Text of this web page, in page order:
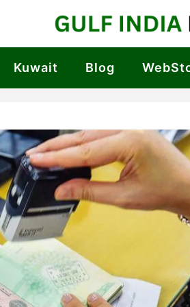
Kuwait Blog